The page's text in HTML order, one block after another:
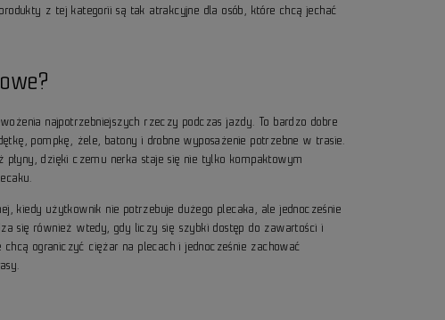
z tej kategorii są tak atrakcyjne dla osób, które chcą jechać
najpotrzebniejszych rzeczy podczas jazdy. To bardzo dobre
pompkę, żele, batony i drobne wyposażenie potrzebne w trasie.
dzięki czemu nerka staje się nie tylko kompaktowym
kiedy użytkownik nie potrzebuje dużego plecaka, ale jednocześnie
się również wtedy, gdy liczy się szybki dostęp do zawartości i
ograniczyć ciężar na plecach i jednocześnie zachować